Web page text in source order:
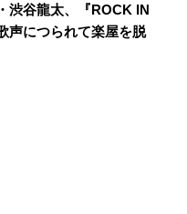
渋谷龍太、『ROCK IN
声につられて楽屋を脱